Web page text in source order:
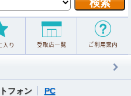
フォン PC